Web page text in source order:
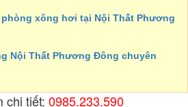
phòng xông hơi tại Nội Thất Phương
Nội Thất Phương Đông chuyên
chi tiết: 0985.233.590